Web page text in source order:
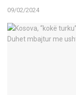
09/02/2024